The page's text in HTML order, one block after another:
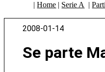
|Home | Serie A |
2008-01-14
Se parte